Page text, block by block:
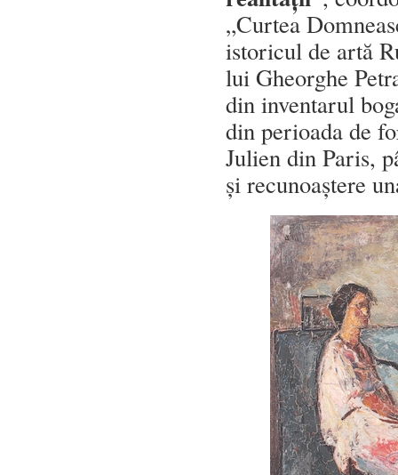
„Curtea
istoricul de artă
lui Gheorghe
din inventarul
din perioada de
Julien din Paris,
și recunoaștere